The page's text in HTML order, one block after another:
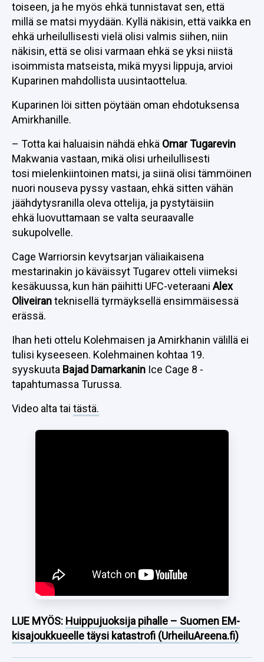
toiseen, ja he myös ehkä tunnistavat sen, että
millä se matsi myydään. Kyllä näkisin, että vaikka en
ehkä urheilullisesti vielä olisi valmis siihen, niin
näkisin, että se olisi varmaan ehkä se yksi niistä
isoimmista matseista, mikä myysi lippuja, arvioi
Kuparinen mahdollista uusintaottelua.
Kuparinen löi sitten pöytään oman ehdotuksensa
Amirkhanille.
– Totta kai haluaisin nähdä ehkä Omar Tugarevin
Makwania vastaan, mikä olisi urheilullisesti
tosi mielenkiintoinen matsi, ja siinä olisi tämmöinen
nuori nouseva pyssy vastaan, ehkä sitten vähän
jäähdytysranilla oleva ottelija, ja pystytäisiin
ehkä luovuttamaan se valta seuraavalle
sukupolvelle.
Cage Warriorsin kevytsarjan väliaikaisena
mestarinakin jo käväissyt Tugarev otteli viimeksi
kesäkuussa, kun hän päihitti UFC-veteraani Alex
Oliveiranteknisellä tyrmäyksellä ensimmäisessä
erässä.
Ihan heti ottelu Kolehmaisen ja Amirkhanin välillä ei
tulisi kyseeseen. Kolehmainen kohtaa 19.
syyskuuta Bajad Damarkanin Ice Cage 8 -
tapahtumassa Turussa.
Video alta tai tästä.
LUE MYÖS: Huippujuoksija pihalle – Suomen EM-
kisajoukkueelle täysi katastrofi (UrheiluAreena.fi)